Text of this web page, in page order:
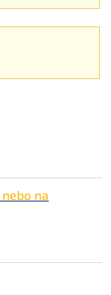
nebo na